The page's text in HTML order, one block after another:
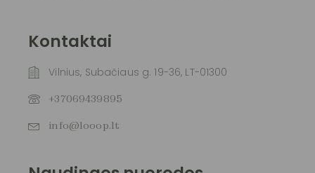
Kontaktai
Vilnius, Subačiaus g. 19-36, LT-01300
+37069439895
info@looop.lt